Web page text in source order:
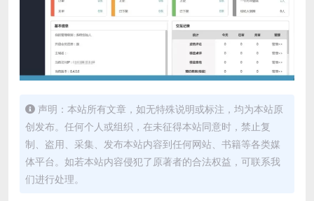
声明：本站所有文章，如无特殊说明或标注，均为本站原
创发布。任何个人或组织，在未征得本站同意时，禁止复
制、盗用、采集、发布本站内容到任何网站、书籍等各类媒
体平台。如若本站内容侵犯了原著者的合法权益，可联系我
们进行处理。